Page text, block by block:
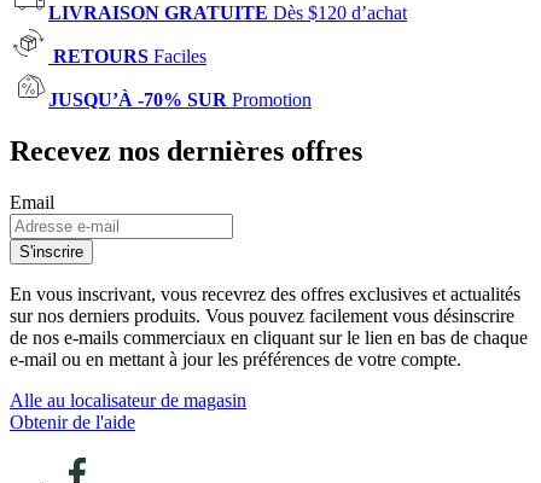
LIVRAISON GRATUITE Dès $120 d’achat
RETOURS Faciles
JUSQU’À -70% SUR Promotion
Recevez nos dernières offres
Email
S'inscrire
En vous inscrivant, vous recevrez des offres exclusives et actualités
sur nos derniers produits. Vous pouvez facilement vous désinscrire
de nos e-mails commerciaux en cliquant sur le lien en bas de chaque
e-mail ou en mettant à jour les préférences de votre compte.
Alle au localisateur de magasin
Obtenir de l'aide